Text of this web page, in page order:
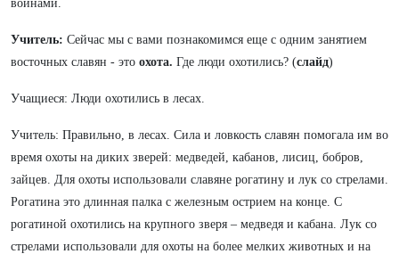
воинами.
Учитель: Сейчас мы с вами познакомимся еще с одним занятием
восточных славян - это охота. Где люди охотились? (слайд)
Учащиеся: Люди охотились в лесах.
Учитель: Правильно, в лесах. Сила и ловкость славян помогала им во
время охоты на диких зверей: медведей, кабанов, лисиц, бобров,
зайцев. Для охоты использовали славяне рогатину и лук со стрелами.
Рогатина это длинная палка с железным острием на конце. С
рогатиной охотились на крупного зверя – медведя и кабана. Лук со
стрелами использовали для охоты на более мелких животных и на